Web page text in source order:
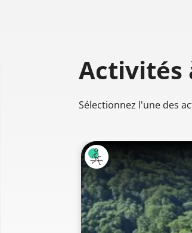
Activités
Sélectionnez l'une des